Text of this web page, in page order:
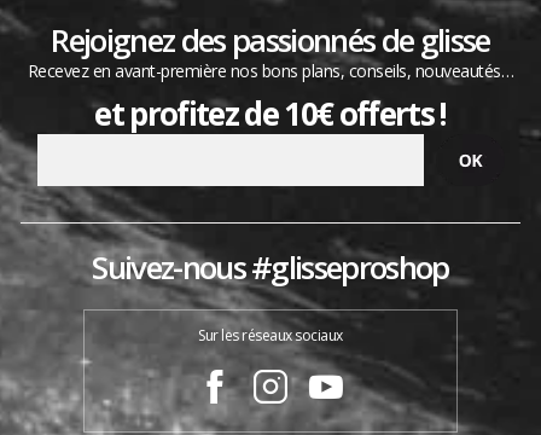
Rejoignez des passionnés de glisse
Recevez en avant-première nos bons plans, conseils, nouveautés…
et profitez de 10€ offerts !
Suivez-nous #glisseproshop
Sur les réseaux sociaux